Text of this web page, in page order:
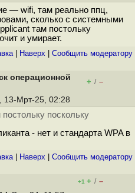
— wifi, там реально ппц,
сколько с системными
там постольку
и умирает.
| Наверх Cообщить модератору
операционной
+ / –
13-Мрт-25, 02:28
поскольку
- нет и стандарта WPA в
| Наверх Cообщить модератору
+1 + / –